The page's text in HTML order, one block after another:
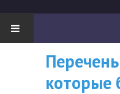
НОВОСТИ
"Боевая" русистика